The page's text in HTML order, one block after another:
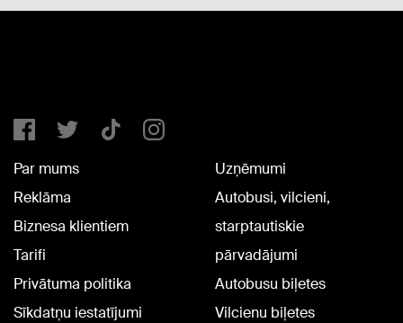
Par mums
Reklāma
Biznesa klientiem
Tarifi
Privātuma politika
Sīkdatņu iestatījumi
Uzņēmumi
Autobusi, vilcieni,
starptautiskie
pārvadājumi
Autobusu biļetes
Vilcienu biļetes